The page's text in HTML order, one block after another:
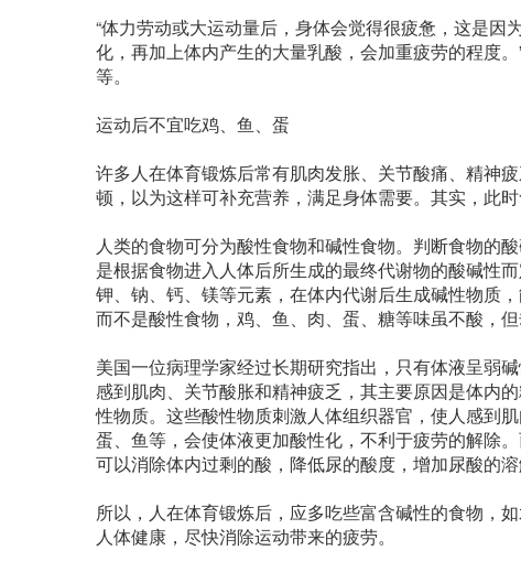
“体力劳动或大运动量后，身体会觉得很疲惫，这是
化，再加上体内产生的大量乳酸，会加重疲劳的程度
等。
运动后不宜吃鸡、鱼、蛋
许多人在体育锻炼后常有肌肉发胀、关节酸痛、精神
顿，以为这样可补充营养，满足身体需要。其实，此
人类的食物可分为酸性食物和碱性食物。判断食物的
是根据食物进入人体后所生成的最终代谢物的酸碱性
钾、钠、钙、镁等元素，在体内代谢后生成碱性物质
而不是酸性食物，鸡、鱼、肉、蛋、糖等味虽不酸，但
美国一位病理学家经过长期研究指出，只有体液呈弱
感到肌肉、关节酸胀和精神疲乏，其主要原因是体内
性物质。这些酸性物质刺激人体组织器官，使人感到
蛋、鱼等，会使体液更加酸性化，不利于疲劳的解除
可以消除体内过剩的酸，降低尿的酸度，增加尿酸的
所以，人在体育锻炼后，应多吃些富含碱性的食物，
人体健康，尽快消除运动带来的疲劳。